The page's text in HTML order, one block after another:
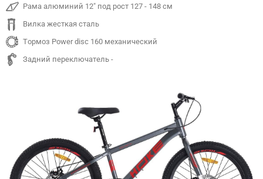
Рама алюминий 12" под рост 127 - 148 см
Вилка жесткая сталь
Тормоз Power disc 160 механический
Задний переключатель -